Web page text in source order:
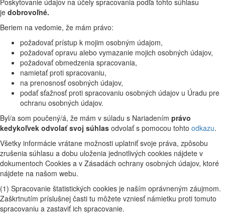
je dobrovoľné.
Beriem na vedomie, že mám právo:
požadovať prístup k mojim osobným údajom,
požadovať opravu alebo vymazanie mojich osobných údajov,
požadovať obmedzenia spracovania,
namietať proti spracovaniu,
na prenosnosť osobných údajov,
podať sťažnosť proti spracovaniu osobných údajov u Úradu pre
ochranu osobných údajov.
Byl/a som poučený/á, že mám v súladu s Nariadením právo
kedykoľvek odvolať svoj súhlas odvolať s pomocou tohto odkazu.
Všetky informácie vrátane možnosti uplatniť svoje práva, zpôsobu
zrušenia súhlasu a dobu uloženia jednotlivých cookies nájdete v
dokumentoch Cookies a v Zásadách ochrany osobných údajov, ktoré
nájdete na našom webu.
(1) Spracovanie štatistických cookies je naším oprávneným záujmom.
Zaškrtnutím príslušnej časti tu môžete vzniesť námietku proti tomuto
spracovaniu a zastaviť ich spracovanie.